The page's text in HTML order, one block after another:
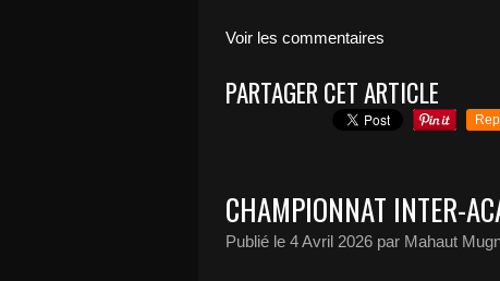
Voir les commentaires
PARTAGER CET ARTICLE
CHAMPIONNAT INTER-
Publié le 4 Avril 2026 par Mahaut